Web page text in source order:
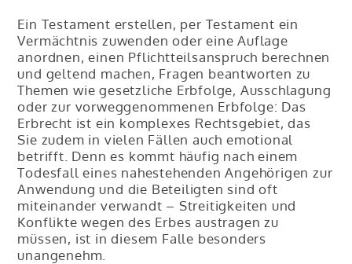
Ein Testament erstellen, per Testament ein
Vermächtnis zuwenden oder eine Auflage
anordnen, einen Pflichtteilsanspruch berechnen
und geltend machen, Fragen beantworten zu
Themen wie gesetzliche Erbfolge, Ausschlagung
oder zur vorweggenommenen Erbfolge: Das
Erbrecht ist ein komplexes Rechtsgebiet, das
Sie zudem in vielen Fällen auch emotional
betrifft. Denn es kommt häufig nach einem
Todesfall eines nahestehenden Angehörigen zur
Anwendung und die Beteiligten sind oft
miteinander verwandt – Streitigkeiten und
Konflikte wegen des Erbes austragen zu
müssen, ist in diesem Falle besonders
unangenehm.